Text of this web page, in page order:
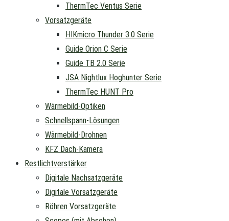
ThermTec Ventus Serie
Vorsatzgeräte
HIKmicro Thunder 3.0 Serie
Guide Orion C Serie
Guide TB 2.0 Serie
JSA Nightlux Hoghunter Serie
ThermTec HUNT Pro
Wärmebild-Optiken
Schnellspann-Lösungen
Wärmebild-Drohnen
KFZ Dach-Kamera
Restlichtverstärker
Digitale Nachsatzgeräte
Digitale Vorsatzgeräte
Röhren Vorsatzgeräte